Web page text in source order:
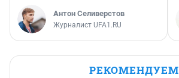
Антон Селиверстов
Журналист UFA1.RU
РЕКОМЕНДУЕМ